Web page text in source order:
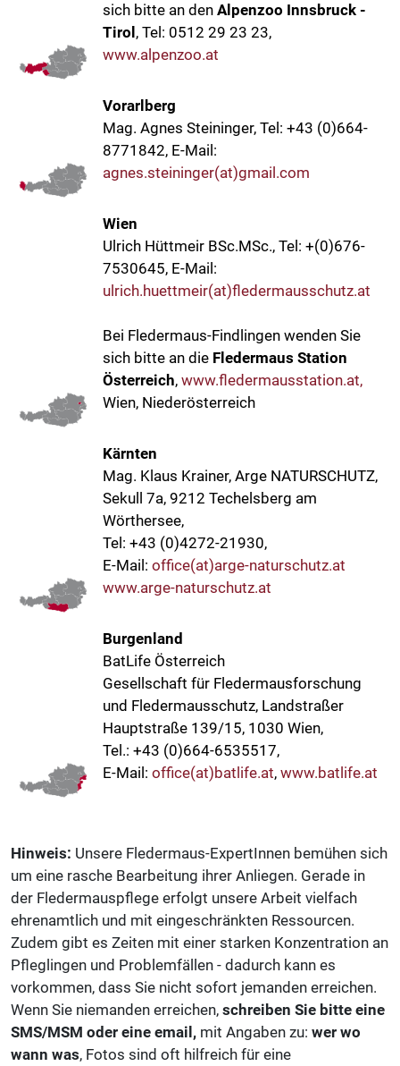
sich bitte an den Alpenzoo Innsbruck -
Tirol, Tel: 0512 29 23 23,
www.alpenzoo.at
Vorarlberg
Mag. Agnes Steininger, Tel: +43 (0)664-
8771842, E-Mail:
agnes.steininger(at)gmail.com
Wien
Ulrich Hüttmeir BSc.MSc., Tel: +(0)676-
7530645, E-Mail:
ulrich.huettmeir(at)fledermausschutz.at
Bei Fledermaus-Findlingen wenden Sie
sich bitte an die Fledermaus Station
Österreich, www.fledermausstation.at,
Wien, Niederösterreich
Kärnten
Mag. Klaus Krainer, Arge NATURSCHUTZ,
Sekull 7a, 9212 Techelsberg am
Wörthersee,
Tel: +43 (0)4272-21930,
E-Mail: office(at)arge-naturschutz.at
www.arge-naturschutz.at
Burgenland
BatLife Österreich
Gesellschaft für Fledermausforschung
und Fledermausschutz, Landstraßer
Hauptstraße 139/15, 1030 Wien,
Tel.: +43 (0)664-6535517,
E-Mail: office(at)batlife.at, www.batlife.at
Hinweis: Unsere Fledermaus-ExpertInnen bemühen sich
um eine rasche Bearbeitung ihrer Anliegen. Gerade in
der Fledermauspflege erfolgt unsere Arbeit vielfach
ehrenamtlich und mit eingeschränkten Ressourcen.
Zudem gibt es Zeiten mit einer starken Konzentration an
Pfleglingen und Problemfällen - dadurch kann es
vorkommen, dass Sie nicht sofort jemanden erreichen.
Wenn Sie niemanden erreichen, schreiben Sie bitte eine
SMS/MSM oder eine email, mit Angaben zu: wer wo
wann was, Fotos sind oft hilfreich für eine